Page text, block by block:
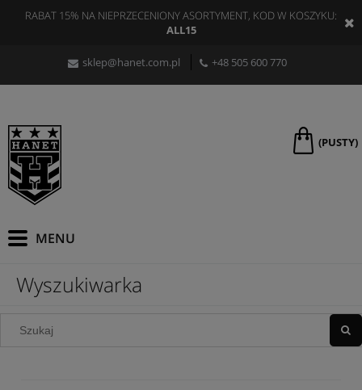
RABAT 15% NA NIEPRZECENIONY ASORTYMENT, KOD W KOSZYKU:
ALL15
sklep@hanet.com.pl +48 505 600 770
(PUSTY)
Wyszukiwarka